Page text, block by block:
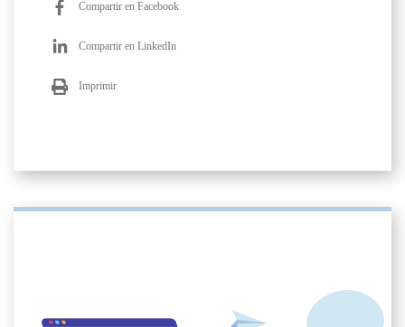
Compartir en Facebook
Compartir en LinkedIn
Imprimir